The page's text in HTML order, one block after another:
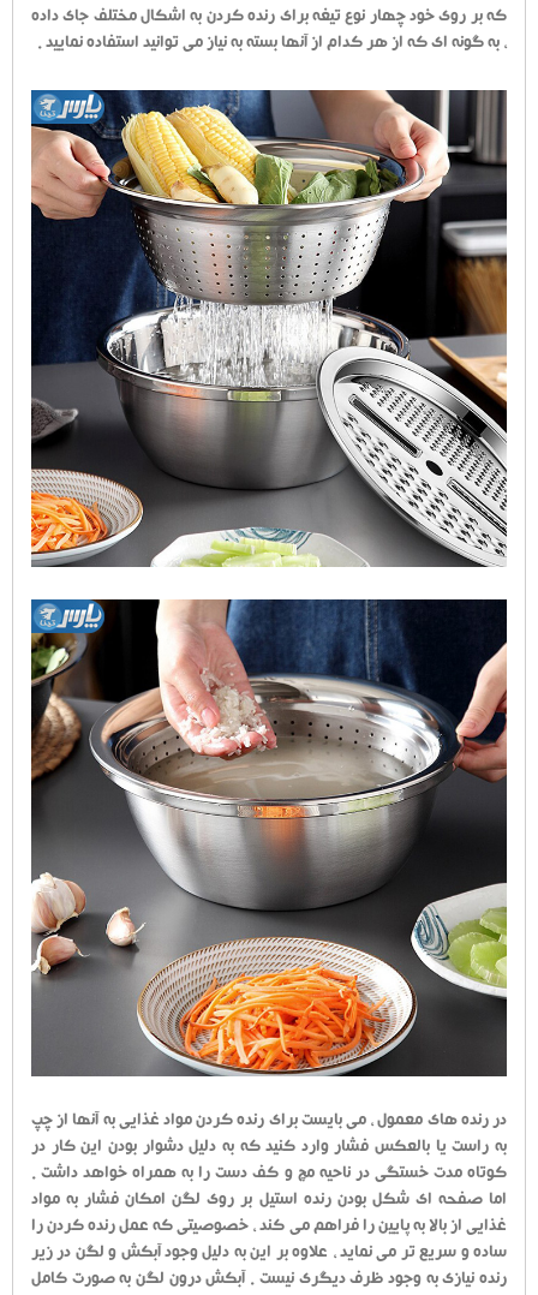
که بر روی خود چهار نوع تیغه برای رنده کردن به اشکال مختلف جای داده
، به گونه ای که از هر کدام از آنها بسته به نیاز می توانید استفاده نمایید .
در رنده های معمول ، می بایست برای رنده کردن مواد غذایی به آنها از چپ
به راست یا بالعکس فشار وارد کنید که به دلیل دشوار بودن این کار در
کوتاه مدت خستگی در ناحیه مچ و کف دست را به همراه خواهد داشت .
اما صفحه ای شکل بودن رنده استیل بر روی لگن امکان فشار به مواد
غذایی از بالا به پایین را فراهم می کند ، خصوصیتی که عمل رنده کردن را
ساده و سریع تر می نماید ، علاوه بر این به دلیل وجود آبکش و لگن در زیر
رنده نیازی به وجود ظرف دیگری نیست . آبکش درون لگن به صورت کامل